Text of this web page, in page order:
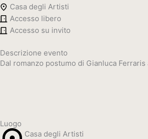
Casa degli Artisti
Accesso libero
Accesso su invito
Descrizione evento
Dal romanzo postumo di Gianluca
Luogo
Casa degli Artisti